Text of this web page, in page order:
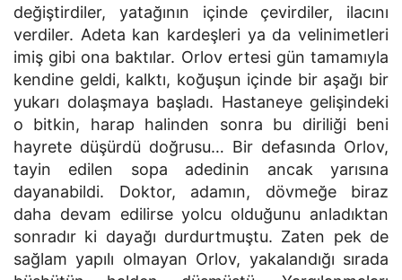
değiştirdiler, yatağının içinde çevirdiler, ilacını
verdiler. Adeta kan kardeşleri ya da velinimetleri
imiş gibi ona baktılar. Orlov ertesi gün tamamıyla
kendine geldi, kalktı, koğuşun içinde bir aşağı bir
yukarı dolaşmaya başladı. Hastaneye gelişindeki
o bitkin, harap halinden sonra bu diriliği beni
hayrete düşürdü doğrusu… Bir defasında Orlov,
tayin edilen sopa adedinin ancak yarısına
dayanabildi. Doktor, adamın, dövmeğe biraz
daha devam edilirse yolcu olduğunu anladıktan
sonradır ki dayağı durdurtmuştu. Zaten pek de
sağlam yapılı olmayan Orlov, yakalandığı sırada